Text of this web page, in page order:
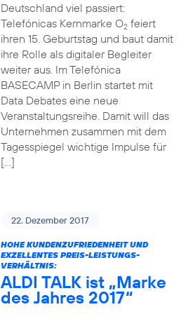
Deutschland viel passiert:
Telefónicas Kernmarke O2feiert
ihren 15. Geburtstag und baut damit
ihre Rolle als digitaler Begleiter
weiter aus. Im Telefónica
BASECAMP in Berlin startet mit
Data Debates eine neue
Veranstaltungsreihe. Damit will das
Unternehmen zusammen mit dem
Tagesspiegel wichtige Impulse für
[…]
22. Dezember 2017
HOHE KUNDENZUFRIEDENHEIT UND
EXZELLENTES PREIS-LEISTUNGS-
VERHÄLTNIS:
ALDI TALK ist „Marke
des Jahres 2017“